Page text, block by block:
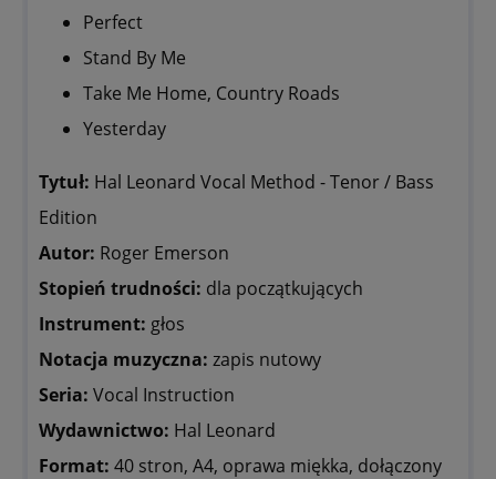
Perfect
Stand By Me
Take Me Home, Country Roads
Yesterday
Tytuł: Hal Leonard Vocal Method - Tenor / Bass
Edition
Autor: Roger Emerson
Stopień trudności: dla początkujących
Instrument: głos
Notacja muzyczna: zapis nutowy
Seria: Vocal Instruction
Wydawnictwo: Hal Leonard
Format: 40 stron, A4, oprawa miękka, dołączony